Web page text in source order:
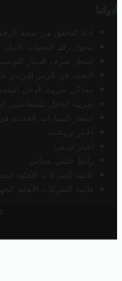
أدواتنا
أداة التحقق من صحة
محول رقم الحساب
أسعار صرف الدينار
البحث عن الرمز البريدي
محاكي ضريبة الدخل
ضريبة الدخل للمتقاعدين
أسعار السيارات الجديدة
أخبار تروفيت
أخبار تونس
رابط خلفي مجاني
قائمة الشركات الأهلية
قائمة الشركات الأهلية